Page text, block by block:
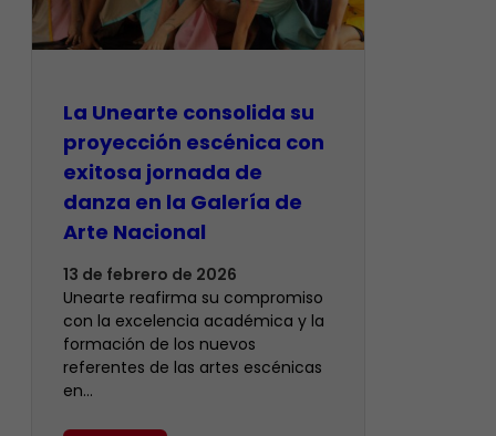
La Unearte consolida su
proyección escénica con
exitosa jornada de
danza en la Galería de
Arte Nacional
13 de febrero de 2026
Unearte reafirma su compromiso
con la excelencia académica y la
formación de los nuevos
referentes de las artes escénicas
en…